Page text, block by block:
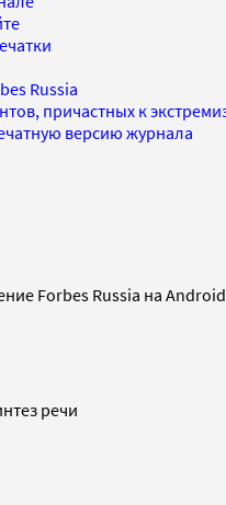
Russia
причастных к
версию журнала
Forbes Russia на Android
речи